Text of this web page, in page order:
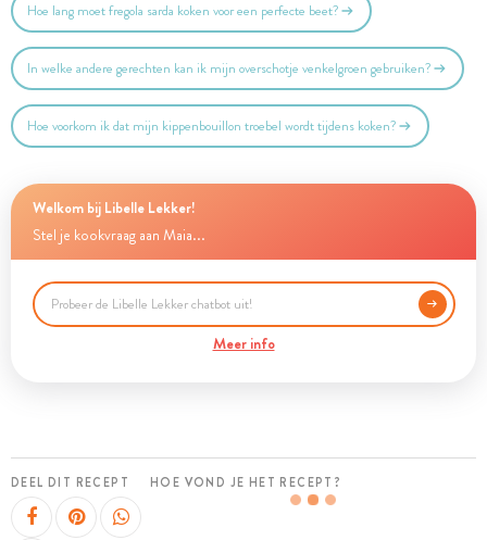
Hoe lang moet fregola sarda koken voor een perfecte beet?
In welke andere gerechten kan ik mijn overschotje venkelgroen gebruiken?
Hoe voorkom ik dat mijn kippenbouillon troebel wordt tijdens koken?
Welkom bij Libelle Lekker!
Stel je kookvraag aan Maia...
Meer info
DEEL DIT RECEPT HOE VOND JE HET RECEPT?